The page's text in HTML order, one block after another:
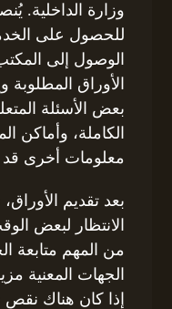
وزارة الداخلية.
للحصول على
الوصول إلى
الأوراق
بعض الأسئلة
الكاملة، وأماكن
معلومات أخرى
بعد تقديم
الانتظار لبعض
من المهم متابعة
الجهات المعنية
إذا كان هناك